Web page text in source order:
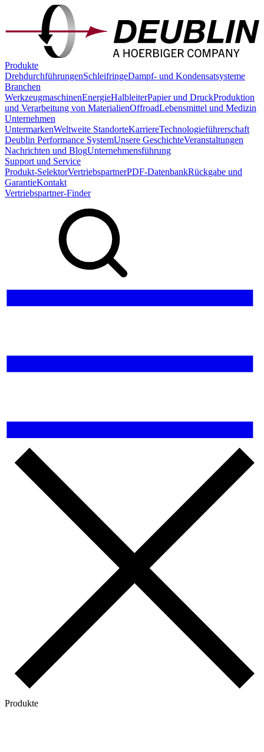
Produkte
DrehdurchführungenSchleifringeDampf- und Kondensatsysteme
Branchen
WerkzeugmaschinenEnergieHalbleiterPapier und DruckProduktion
und Verarbeitung von MaterialienOffroadLebensmittel und Medizin
Unternehmen
UntermarkenWeltweite StandorteKarriereTechnologieführerschaft
Deublin Performance SystemUnsere GeschichteVeranstaltungen
Nachrichten und BlogUnternehmensführung
Support und Service
Produkt-SelektorVertriebspartnerPDF-DatenbankRückgabe und
GarantieKontakt
Vertriebspartner-Finder
Produkte